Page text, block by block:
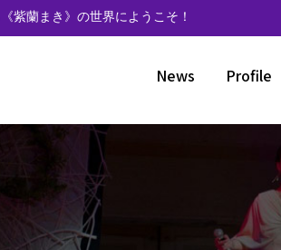
《紫蘭まき》の世界にようこそ！
News Profile